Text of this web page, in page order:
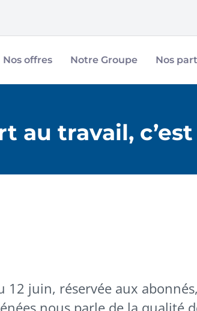
Nos offres Notre Groupe Nos
au travail,
12 juin, réservée aux
nous parle de la qualité